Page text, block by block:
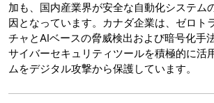
加も、国内産業界が安全な自動化システム
因となっています。カナダ企業は、ゼロト
チャとAIベースの脅威検出および暗号化手
サイバーセキュリティツールを積極的に活
ムをデジタル攻撃から保護しています。